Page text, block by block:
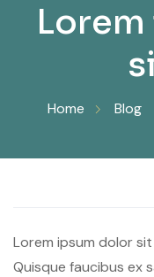
Home Blog
Lorem ipsum dolor
Quisque faucibus ex